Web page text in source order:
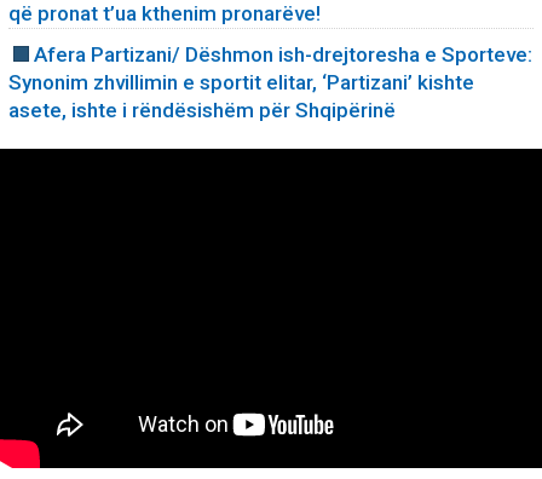
që pronat t’ua kthenim pronarëve!
Afera Partizani/ Dëshmon ish-drejtoresha e Sporteve:
Synonim zhvillimin e sportit elitar, ‘Partizani’ kishte
asete, ishte i rëndësishëm për Shqipërinë